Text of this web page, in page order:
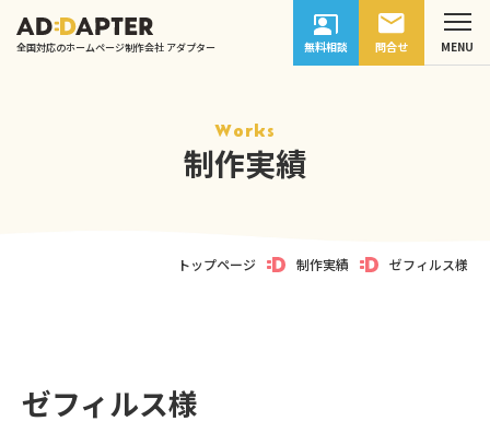
全国対応のホームページ制作会社 アダプター 無料相談 問合せ
Works
制作実績
トップページ 制作実績 ゼフィルス様
ゼフィルス様